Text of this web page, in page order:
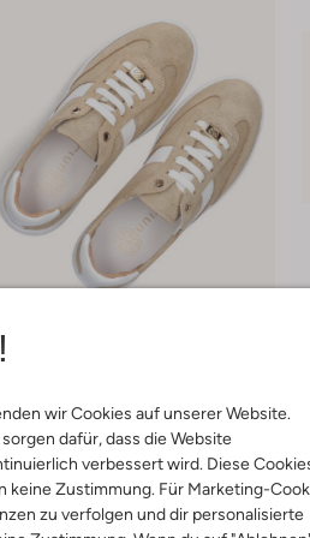
wir Cookies auf unserer Website.
dafür, dass die Website
verbessert wird. Diese
Zustimmung. Für Marketing-
zu verfolgen und dir personalisierte